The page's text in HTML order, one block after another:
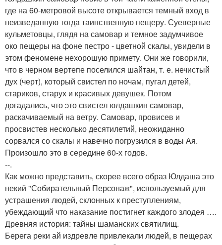
где на 60-метровой высоте открывается темный вход в
неизведанную тогда таинственную пещеру. Суеверные
кульметовцы, глядя на самовар и темное задумчивое
око пещеры на фоне пестро - цветной скалы, увидели в
этом феномене нехорошую примету. Они же говорили,
что в черном вертепе поселился шайтан, т. е. нечистый
дух (черт), который свистел по ночам, пугал детей,
стариков, старух и красивых девушек. Потом
догадались, что это свистел юлдашкин самовар,
раскачиваемый на ветру. Самовар, провисев и
просвистев несколько десятилетий, неожиданно
сорвался со скалы и навечно погрузился в воды Ая.
Произошло это в середине 60-х годов.
--.
Как можно представить, скорее всего образ Юлдаша это
некий "Собирательный Персонаж", используемый для
устрашения людей, склонных к преступлениям,
убеждающий что наказание постигнет каждого злодея ….
Древняя история: тайны шаманских святилищ.
Берега реки ай издревле привлекали людей, в пещерах